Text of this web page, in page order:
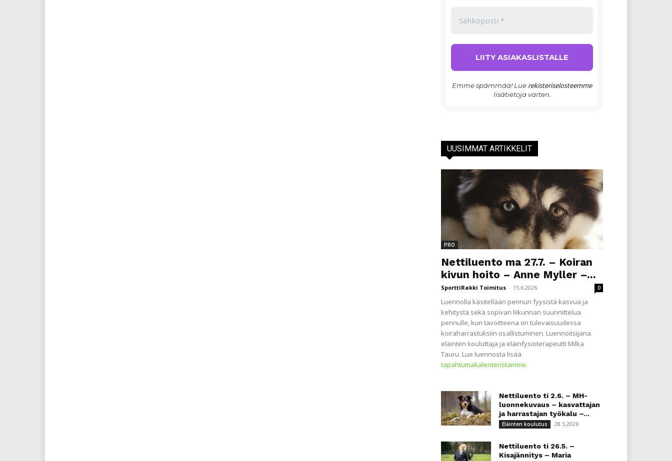
Emme spämmää! Lue rekisteriselosteemme
lisätietoja varten.
UUSIMMAT ARTIKKELIT
PRO
Nettiluento ma 27.7. – Koiran
kivun hoito – Anne Myller –...
SporttiRakki Toimitus - 15.6.2026 0
Luennolla käsitellään pennun fyysistä kasvua ja
kehitystä sekä sopivan liikunnan suunnittelua
pennulle, kun tavoitteena on tulevaisuudessa
koiraharrastuksiin osallistuminen. Luennoitsijana
eläinten kouluttaja ja eläinfysioterapeutti Milka
Tauru. Lue luennosta lisää
tapahtumakalenteristamme.
Nettiluento ti 2.6. – MH-
luonnekuvaus – kasvattajan
ja harrastajan työkalu –...
Eläinten koulutus 28.5.2026
Nettiluento ti 26.5. –
Kisajännitys – Maria